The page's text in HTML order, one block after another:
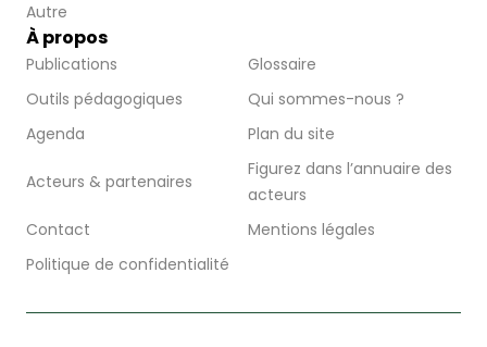
Autre
À propos
Publications
Glossaire
Outils pédagogiques
Qui sommes-nous ?
Agenda
Plan du site
Acteurs & partenaires
Figurez dans l’annuaire des
acteurs
Contact
Mentions légales
Politique de confidentialité